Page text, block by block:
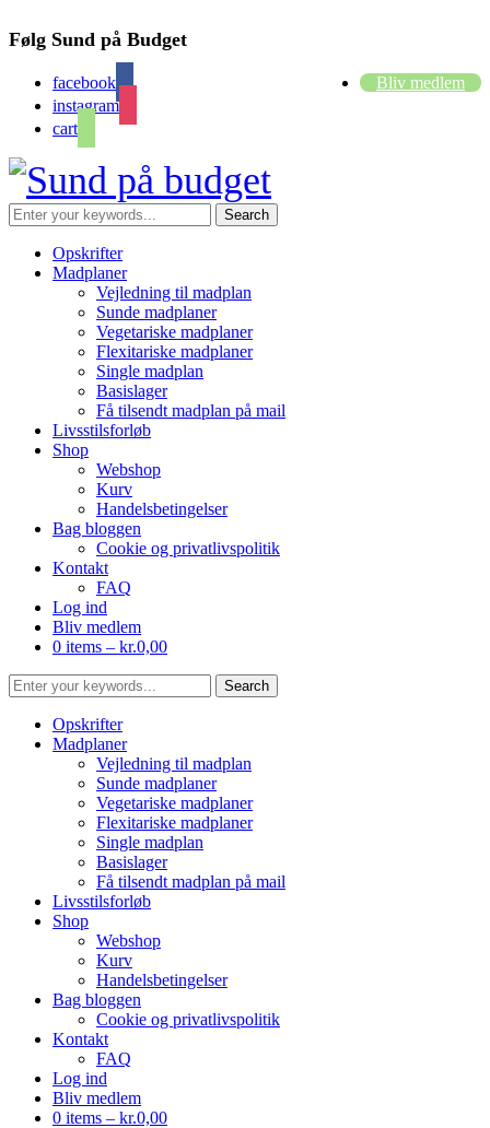
Følg Sund på Budget
facebook
instagram
cart
Bliv medlem
Opskrifter
Madplaner
Vejledning til madplan
Sunde madplaner
Vegetariske madplaner
Flexitariske madplaner
Single madplan
Basislager
Få tilsendt madplan på mail
Livsstilsforløb
Shop
Webshop
Kurv
Handelsbetingelser
Bag bloggen
Cookie og privatlivspolitik
Kontakt
FAQ
Log ind
Bliv medlem
0 items – kr.0,00
Opskrifter
Madplaner
Vejledning til madplan
Sunde madplaner
Vegetariske madplaner
Flexitariske madplaner
Single madplan
Basislager
Få tilsendt madplan på mail
Livsstilsforløb
Shop
Webshop
Kurv
Handelsbetingelser
Bag bloggen
Cookie og privatlivspolitik
Kontakt
FAQ
Log ind
Bliv medlem
0 items – kr.0,00